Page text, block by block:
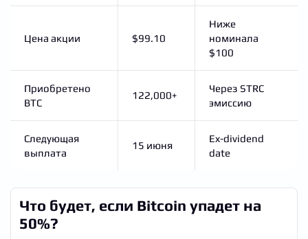
Цена акции $99.10
Ниже
номинала
$100
Приобретено
BTC
122,000+
Через STRC
эмиссию
Следующая
выплата
15 июня
Ex-dividend
date
Что будет, если Bitcoin упадет на
50%?